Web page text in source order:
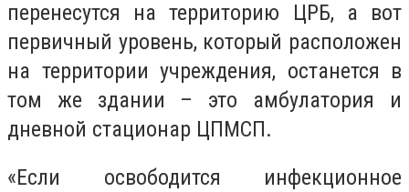
перенесутся на территорию ЦРБ, а вот
первичный уровень, который расположен
на территории учреждения, останется в
том же здании – это амбулатория и
дневной стационар ЦПМСП.
«Если освободится инфекционное